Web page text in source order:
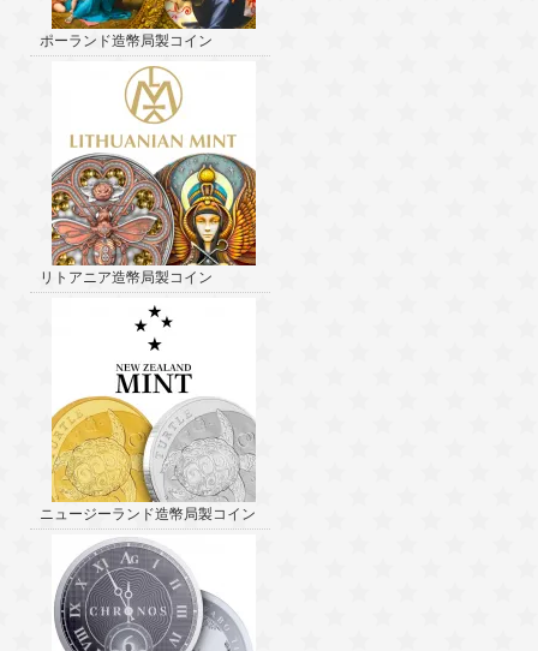
ポーランド造幣局製コイン
リトアニア造幣局製コイン
ニュージーランド造幣局製コイン